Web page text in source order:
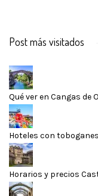
Post más visitados
Qué ver en Cangas de
Hoteles con
Horarios y precios